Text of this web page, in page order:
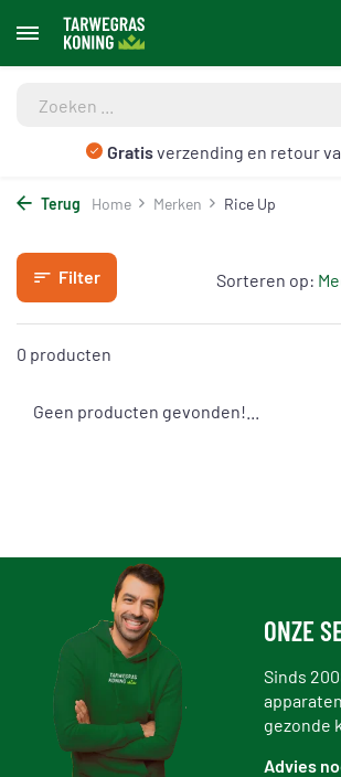
Gratisverzending en retour
Terug Home Merken Rice Up
Filter
0 producten
Sorteren op:
Geen producten gevonden!...
ONZE
Sinds
gezonde
Advies